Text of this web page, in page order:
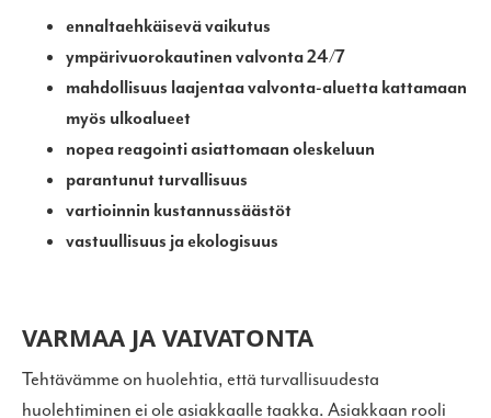
ennaltaehkäisevä vaikutus
ympärivuorokautinen valvonta 24/7
mahdollisuus laajentaa valvonta-aluetta kattamaan
myös ulkoalueet
nopea reagointi asiattomaan oleskeluun
parantunut turvallisuus
vartioinnin kustannussäästöt
vastuullisuus ja ekologisuus
VARMAA JA VAIVATONTA
Tehtävämme on huolehtia, että turvallisuudesta
huolehtiminen ei ole asiakkaalle taakka. Asiakkaan rooli